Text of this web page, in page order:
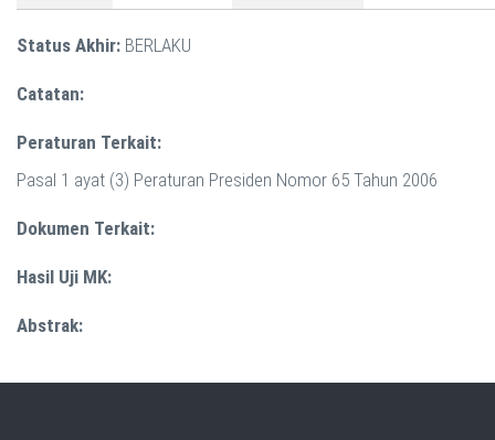
Status Akhir: BERLAKU
Catatan:
Peraturan Terkait:
Pasal 1 ayat (3) Peraturan Presiden Nomor 65 Tahun 2006
Dokumen Terkait:
Hasil Uji MK:
Abstrak: